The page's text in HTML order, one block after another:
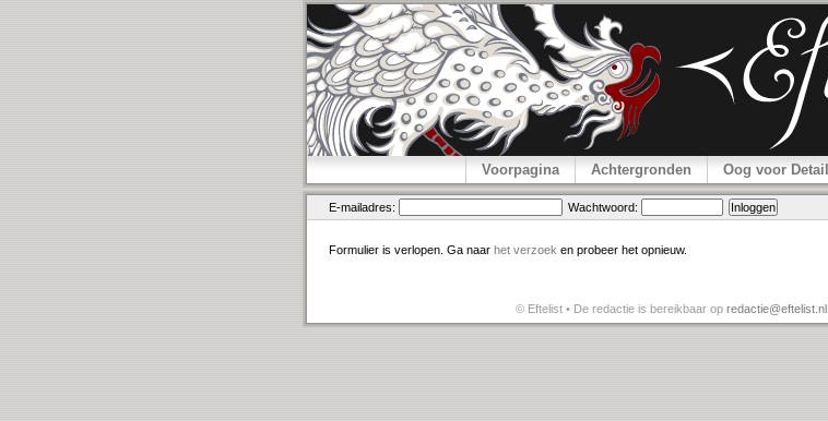
Voorpagina Achtergronden Oog voor Detail
E-mailadres: Wachtwoord:
Formulier is verlopen. Ga naar het verzoek en probeer het opnieuw.
© Eftelist • De redactie is bereikbaar op redactie@eftelist.nl